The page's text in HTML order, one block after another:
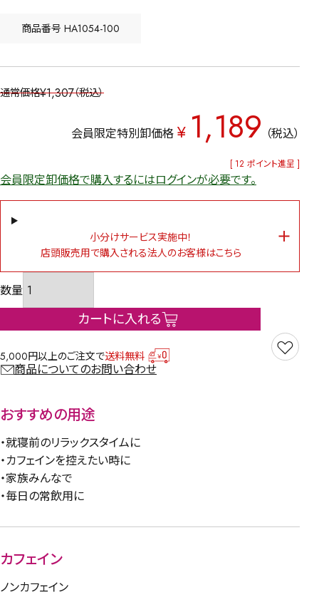
商品番号 HA1054-100
通常価格¥1,307 税込
会員限定特別卸価格 ¥ 1,189 税込
[ 12 ポイント進呈 ]
会員限定卸価格で購入するにはログインが必要です。
小分けサービス実施中！
店頭販売用で購入される法人のお客様はこちら
カートに入れる
5,000円以上のご注文で送料無料
商品についてのお問い合わせ
おすすめの用途
・就寝前のリラックスタイムに
・カフェインを控えたい時に
・家族みんなで
・毎日の常飲用に
カフェイン
ノンカフェイン